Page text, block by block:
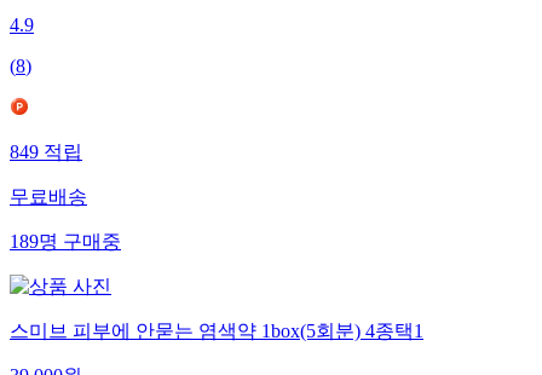
4.9
(8)
849적립
무료배송
189명구매중
스미브 피부에 안묻는 염색약 1box(5회분) 4종택1